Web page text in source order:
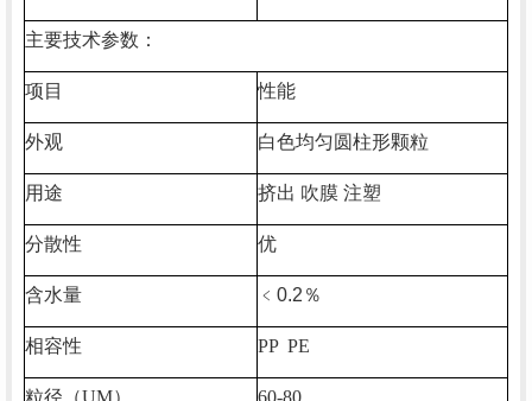
主要技术参数：
项目 性能
外观 白色均匀圆柱形颗粒
用途 挤出 吹膜 注塑
分散性 优
含水量 ﹤ 0.2 ％
相容性 PP PE
粒径（UM） 60-80